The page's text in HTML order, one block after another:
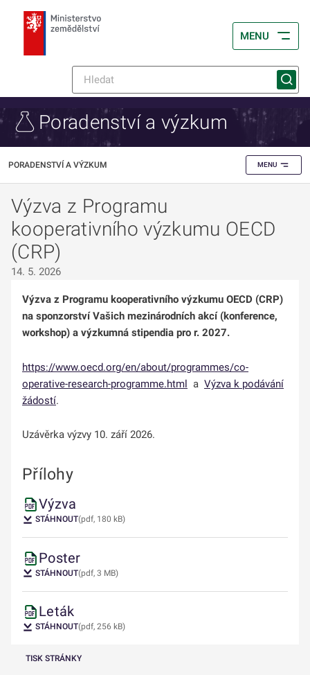
MENU
Poradenství a výzkum
PORADENSTVÍ A VÝZKUM MENU
Výzva z Programu
kooperativního výzkumu OECD
(CRP)
14. 5. 2026
Výzva z Programu kooperativního výzkumu OECD (CRP)
na sponzorství Vašich mezinárodních akcí (konference,
workshop) a výzkumná stipendia pro r. 2027.
https://www.oecd.org/en/about/programmes/co-
operative-research-programme.html a Výzva k podávání
žádostí.
Uzávěrka výzvy 10. září 2026.
Přílohy
Výzva
STÁHNOUT(pdf, 180 kB)
Poster
STÁHNOUT(pdf, 3 MB)
Leták
STÁHNOUT(pdf, 256 kB)
TISK STRÁNKY